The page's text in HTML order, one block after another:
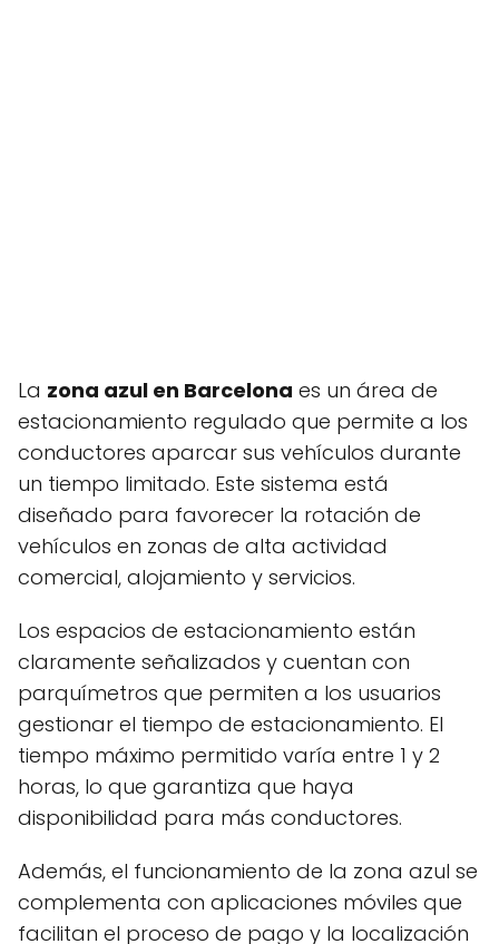
La zona azul en Barcelona es un área de
estacionamiento regulado que permite a los
conductores aparcar sus vehículos durante
un tiempo limitado. Este sistema está
diseñado para favorecer la rotación de
vehículos en zonas de alta actividad
comercial, alojamiento y servicios.
Los espacios de estacionamiento están
claramente señalizados y cuentan con
parquímetros que permiten a los usuarios
gestionar el tiempo de estacionamiento. El
tiempo máximo permitido varía entre 1 y 2
horas, lo que garantiza que haya
disponibilidad para más conductores.
Además, el funcionamiento de la zona azul se
complementa con aplicaciones móviles que
facilitan el proceso de pago y la localización